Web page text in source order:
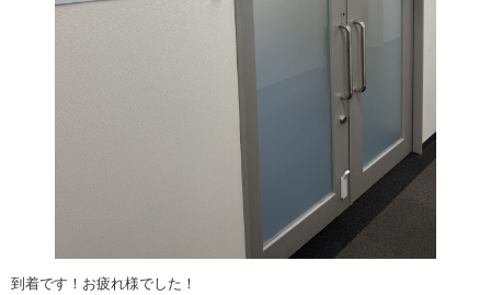
到着です！お疲れ様でした！